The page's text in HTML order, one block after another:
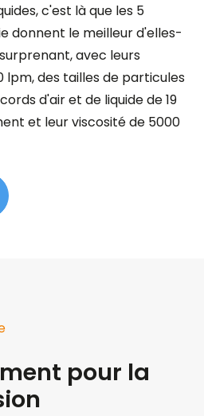
c'est là que les 5
donnent le meilleur d'elles-
avec leurs
lpm, des tailles de particules
d'air et de liquide de 19
et leur viscosité de 5000
pour la